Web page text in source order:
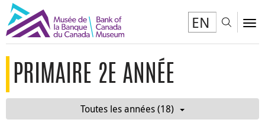
EN
PRIMAIRE 2E ANNÉE
Toutes les années (18)